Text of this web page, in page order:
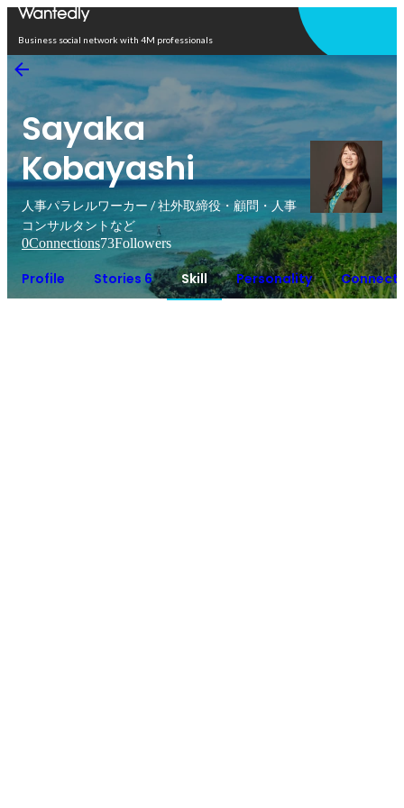
Business social network with 4M professionals
Sayaka
Kobayashi
人事パラレルワーカー / 社外取締役・顧問・人事
コンサルタントなど
0Connections73Followers
Profile Stories 6 Skill Personality